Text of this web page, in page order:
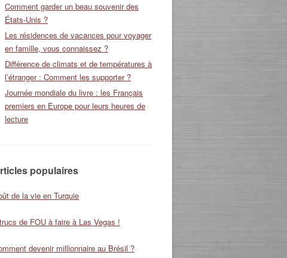
Comment garder un beau souvenir des
États-Unis ?
Les résidences de vacances pour voyager
en famille, vous connaissez ?
Différence de climats et de températures à
l’étranger : Comment les supporter ?
Journée mondiale du livre : les Français
premiers en Europe pour leurs heures de
lecture
populaires
de la vie en Turquie
de FOU à faire à Las Vegas !
devenir millionnaire au Brésil ?